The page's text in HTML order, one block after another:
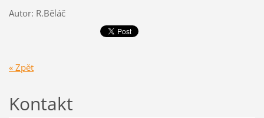
Autor: R.Běláč
« Zpět
Kontakt